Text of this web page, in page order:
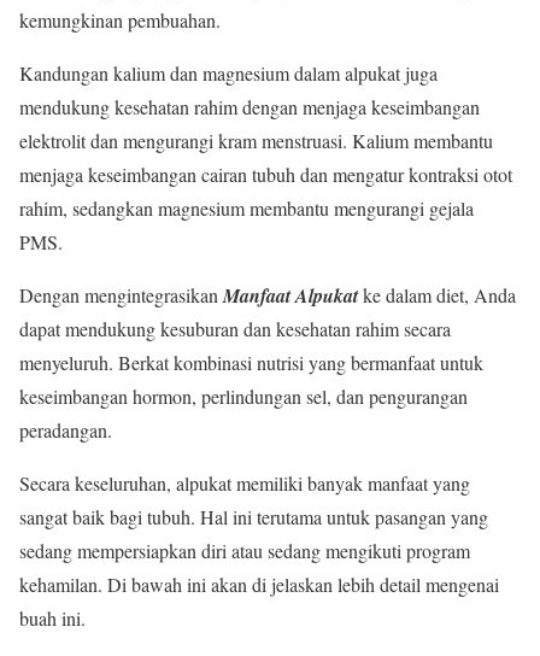
kemungkinan pembuahan.
Kandungan kalium dan magnesium dalam alpukat juga
mendukung kesehatan rahim dengan menjaga keseimbangan
elektrolit dan mengurangi kram menstruasi. Kalium membantu
menjaga keseimbangan cairan tubuh dan mengatur kontraksi otot
rahim, sedangkan magnesium membantu mengurangi gejala
PMS.
Dengan mengintegrasikan Manfaat Alpukatke dalam diet, Anda
dapat mendukung kesuburan dan kesehatan rahim secara
menyeluruh. Berkat kombinasi nutrisi yang bermanfaat untuk
keseimbangan hormon, perlindungan sel, dan pengurangan
peradangan.
Secara keseluruhan, alpukat memiliki banyak manfaat yang
sangat baik bagi tubuh. Hal ini terutama untuk pasangan yang
sedang mempersiapkan diri atau sedang mengikuti program
kehamilan. Di bawah ini akan di jelaskan lebih detail mengenai
buah ini.